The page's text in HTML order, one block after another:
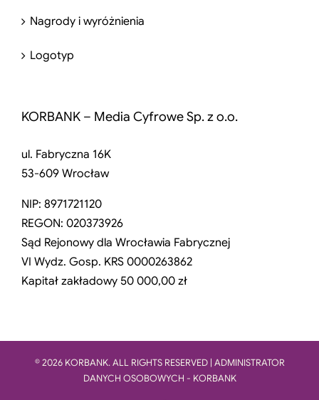
Nagrody i wyróżnienia
Logotyp
KORBANK – Media Cyfrowe Sp. z o.o.
ul. Fabryczna 16K
53-609 Wrocław
NIP: 8971721120
REGON: 020373926
Sąd Rejonowy dla Wrocławia Fabrycznej
VI Wydz. Gosp. KRS 0000263862
Kapitał zakładowy 50 000,00 zł
© 2026 KORBANK. ALL RIGHTS RESERVED | ADMINISTRATOR
DANYCH OSOBOWYCH - KORBANK